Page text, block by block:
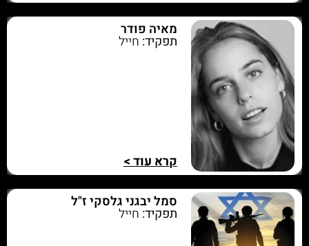
מאיה פודר
תפקיד: חייל
קרא עוד >
סמל יבגני גלסקי ז"ל
תפקיד: חייל